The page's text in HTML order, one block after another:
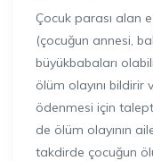
Çocuk parası alan
(çocuğun annesi,
büyükbabaları
ölüm olayını bildirir
ödenmesi için
de ölüm olayının
takdirde çocuğun